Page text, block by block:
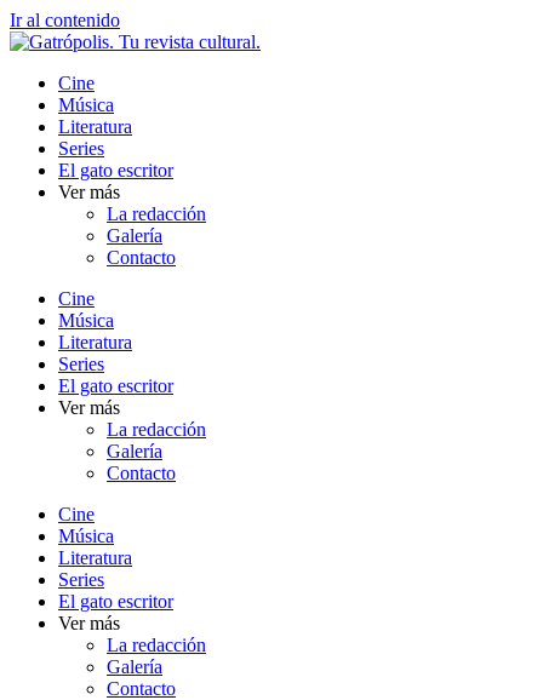
Ir al contenido
Cine
Música
Literatura
Series
El gato escritor
Ver más
La redacción
Galería
Contacto
Cine
Música
Literatura
Series
El gato escritor
Ver más
La redacción
Galería
Contacto
Cine
Música
Literatura
Series
El gato escritor
Ver más
La redacción
Galería
Contacto